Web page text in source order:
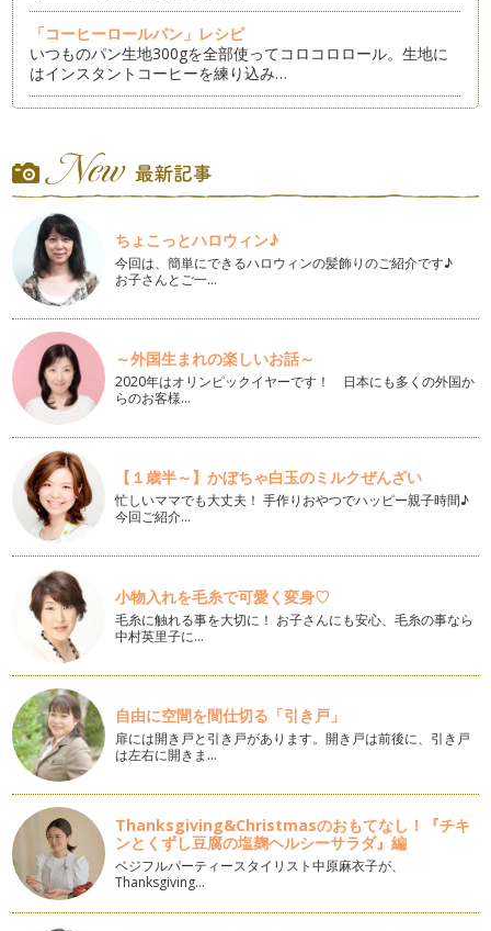
「コーヒーロールパン」レシピ
いつものパン生地300gを全部使ってコロコロロール。生地に
はインスタントコーヒーを練り込み…
春色のパンを作ってみよう！！桜のあ…
「トマトとバジルのフォカッチャ」レシピ
トマトジュースとバジルを生地にたっぷり入れて、ほんのり赤
いフォカッチャを焼きます。 …
「目玉のナポリタン」パン
にんじん、玉ねぎ、ピーマン、なすなど季節のお野菜をたっぷ
り使った、ナポリタン。沢山のお野菜…
紙コップで簡単・手軽なきのこのパン
今回は手軽さ重視。紙コップを焼き型にしてパンを焼いちゃえ
ば、手軽で簡単。シンプルな生地の上…
クリスマスツリーパン
季節は12月。子どもたちは一年で一番楽しい季節。クリスマ
ス気分で親子でクリスマスツリーパン…
ほっこりお芋の編みパン
おいしいさつまいもが沢山収穫できる季節。とれたてお芋をた
っぷり使って、編みパンを作ってみよ…
「フラワーパン」レシピ
フランスパン生地の配合でハードなフラワーパンを作ってみよ
う！！ 伸ばした生地にはウィンナー…
かぼちゃのおばけメロンパン
夏が終わって・・・もうすぐ、子どもたちが大好きなハロウィ
ン。 どんな変装して、大人…
ボートパン（ツナ）
夏が近づき・・・海が恋しくなる季節。 海に浮かぶボートを
イメージしました。 …
甘納豆入り抹茶ベーグル
前回に続き、今回もベーグル。気分を変えて、甘納豆入りの抹
茶のベーグルを作ってみよう！！春か…
ちょこっとハロウィン♪
今回は、簡単にできるハロウィンの髪飾りのご紹介です♪
お子さんとご一…
～外国生まれの楽しいお話～
2020年はオリンピックイヤーです！ 日本にも多くの外国か
らのお客様…
【１歳半～】かぼちゃ白玉のミルクぜんざい
忙しいママでも大丈夫！ 手作りおやつでハッピー親子時間♪
今回ご紹介…
小物入れを毛糸で可愛く変身♡
毛糸に触れる事を大切に！ お子さんにも安心、毛糸の事なら
中村英里子に…
自由に空間を間仕切る「引き戸」
扉には開き戸と引き戸があります。開き戸は前後に、引き戸
は左右に開きま…
Thanksgiving&Christmasのおもてなし！『チキ
ンとくずし豆腐の塩麹ヘルシーサラダ』編
ベジフルパーティースタイリスト中原麻衣子が、
Thanksgiving…